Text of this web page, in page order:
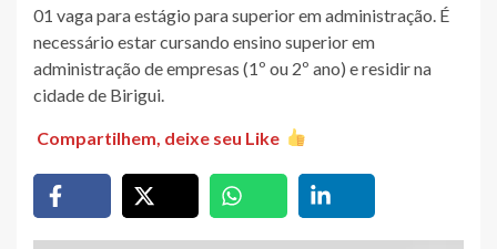
01 vaga para estágio para superior em administração. É
necessário estar cursando ensino superior em
administração de empresas (1º ou 2º ano) e residir na
cidade de Birigui.
Compartilhem, deixe seu Like